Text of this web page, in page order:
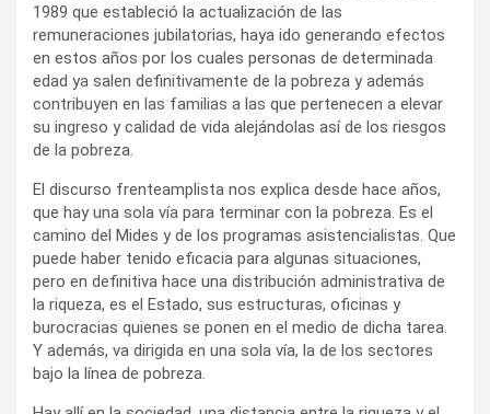
1989 que estableció la actualización de las
remuneraciones jubilatorias, haya ido generando efectos
en estos años por los cuales personas de determinada
edad ya salen definitivamente de la pobreza y además
contribuyen en las familias a las que pertenecen a elevar
su ingreso y calidad de vida alejándolas así de los riesgos
de la pobreza.
El discurso frenteamplista nos explica desde hace años,
que hay una sola vía para terminar con la pobreza. Es el
camino del Mides y de los programas asistencialistas. Que
puede haber tenido eficacia para algunas situaciones,
pero en definitiva hace una distribución administrativa de
la riqueza, es el Estado, sus estructuras, oficinas y
burocracias quienes se ponen en el medio de dicha tarea.
Y además, va dirigida en una sola vía, la de los sectores
bajo la línea de pobreza.